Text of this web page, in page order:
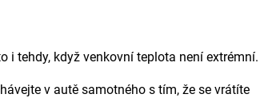
i tehdy, když venkovní teplota není extrémní.
v autě samotného s tím, že se vrátíte